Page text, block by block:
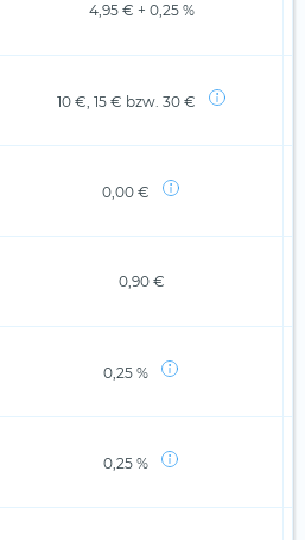
4,95 € + 0,25 %
10 €, 15 € bzw. 30 €
0,00 €
0,90 €
0,25 %
0,25 %